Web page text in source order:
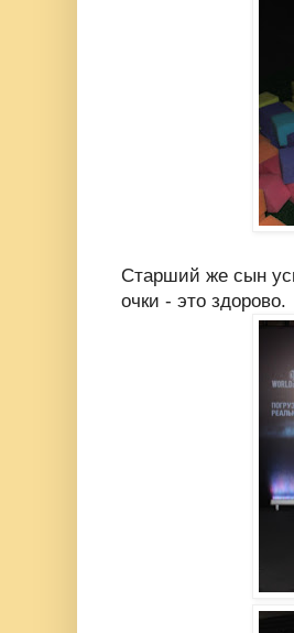
Старший же сын
очки - это здорово.